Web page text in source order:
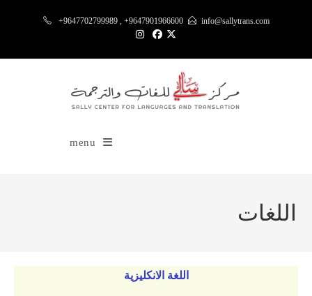
+9647702799989 , +9647901966600 info@sallytrans.com
menu
اللغات
اللغة الانكليزية